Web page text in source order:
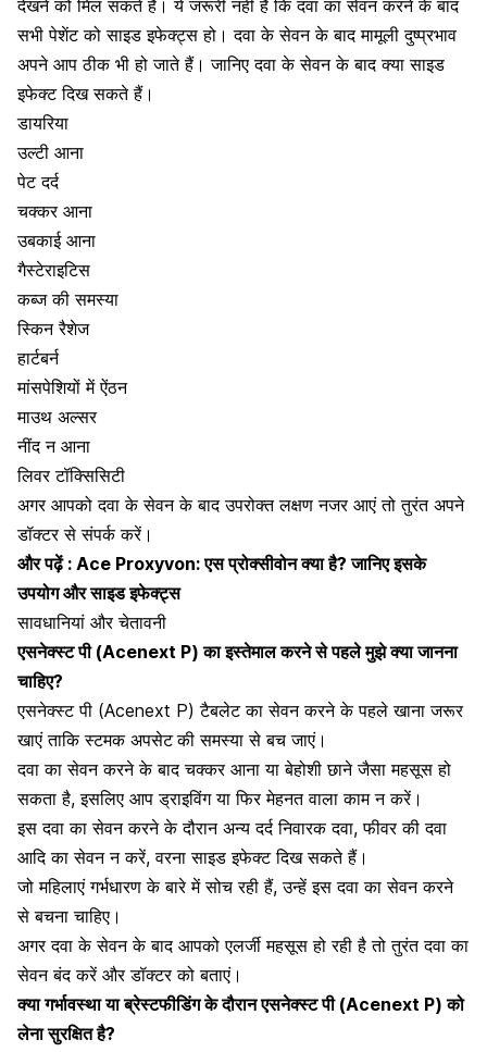
देखने को मिल सकते हैं। ये जरूरी नहीं है कि दवा का सेवन करने के बाद
सभी पेशेंट को साइड इफेक्ट्स हो। दवा के सेवन के बाद मामूली दुष्प्रभाव
अपने आप ठीक भी हो जाते हैं। जानिए दवा के सेवन के बाद क्या साइड
इफेक्ट दिख सकते हैं।
डायरिया
उल्टी आना
पेट दर्द
चक्कर आना
उबकाई आना
गैस्टेराइटिस
कब्ज की समस्या
स्किन रैशेज
हार्टबर्न
मांसपेशियों में ऐंठन
माउथ अल्सर
नींद न आना
लिवर टॉक्सिसिटी
अगर आपको दवा के सेवन के बाद उपरोक्त लक्षण नजर आएं तो तुरंत अपने
डॉक्टर से संपर्क करें।
और पढ़ें : Ace Proxyvon: एस प्रोक्सीवोन क्या है? जानिए इसके
उपयोग और साइड इफेक्ट्स
सावधानियां और चेतावनी
एसनेक्स्ट पी (Acenext P)का इस्तेमाल करने से पहले मुझे क्या जानना
चाहिए?
एसनेक्स्ट पी (Acenext P) टैबलेट का सेवन करने के पहले खाना जरूर
खाएं ताकि स्टमक अपसेट की समस्या से बच जाएं।
दवा का सेवन करने के बाद चक्कर आना या बेहोशी छाने जैसा महसूस हो
सकता है, इसलिए आप ड्राइविंग या फिर मेहनत वाला काम न करें।
इस दवा का सेवन करने के दौरान अन्य दर्द निवारक दवा, फीवर की दवा
आदि का सेवन न करें, वरना साइड इफेक्ट दिख सकते हैं।
जो महिलाएं गर्भधारण के बारे में सोच रही हैं, उन्हें इस दवा का सेवन करने
से बचना चाहिए।
अगर दवा के सेवन के बाद आपको एलर्जी महसूस हो रही है तो तुरंत दवा का
सेवन बंद करें और डॉक्टर को बताएं।
क्या गर्भावस्था या ब्रेस्टफीडिंग के दौरानएसनेक्स्ट पी (Acenext P)को
लेना सुरक्षित है?